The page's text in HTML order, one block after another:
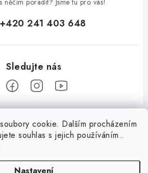
cookie. Dalším procházením
souhlas s jejich používáním..
+420 241 403 648